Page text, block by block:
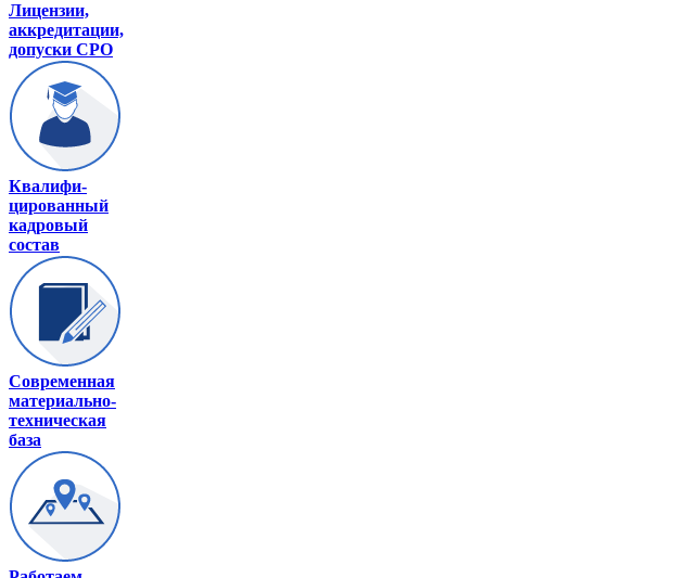
Лицензии,
аккредитации,
допуски СРО
Квалифи-
цированный
кадровый
состав
Современная
материально-
техническая
база